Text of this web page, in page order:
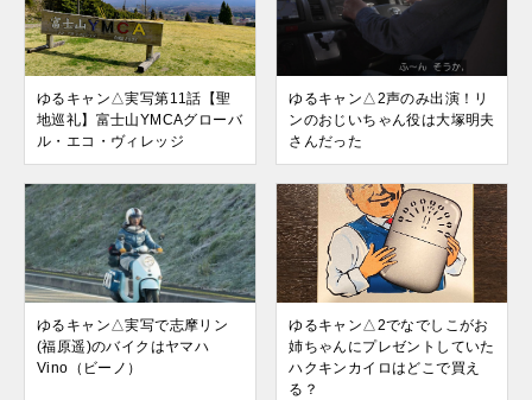
ゆるキャン△実写第11話【聖
地巡礼】富士山YMCAグローバ
ル・エコ・ヴィレッジ
ゆるキャン△2声のみ出演！リ
ンのおじいちゃん役は大塚明夫
さんだった
ゆるキャン△実写で志摩リン
(福原遥)のバイクはヤマハ
Vino（ビーノ）
ゆるキャン△2でなでしこがお
姉ちゃんにプレゼントしていた
ハクキンカイロはどこで買え
る？